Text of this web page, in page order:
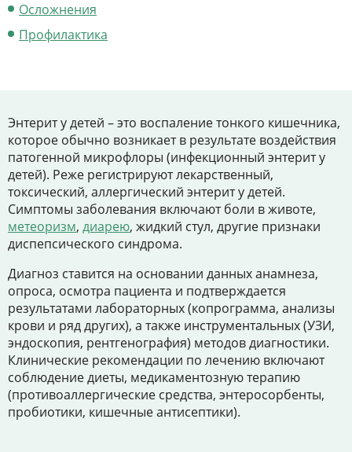
Осложнения
Профилактика
Энтерит у детей – это воспаление тонкого кишечника,
которое обычно возникает в результате воздействия
патогенной микрофлоры (инфекционный энтерит у
детей). Реже регистрируют лекарственный,
токсический, аллергический энтерит у детей.
Симптомы заболевания включают боли в животе,
метеоризм, диарею, жидкий стул, другие признаки
диспепсического синдрома.
Диагноз ставится на основании данных анамнеза,
опроса, осмотра пациента и подтверждается
результатами лабораторных (копрограмма, анализы
крови и ряд других), а также инструментальных (УЗИ,
эндоскопия, рентгенография) методов диагностики.
Клинические рекомендации по лечению включают
соблюдение диеты, медикаментозную терапию
(противоаллергические средства, энтеросорбенты,
пробиотики, кишечные антисептики).
Личный кабинет
Записаться на приём